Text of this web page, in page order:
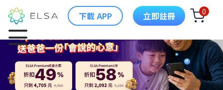
下載 APP 立即註冊 0